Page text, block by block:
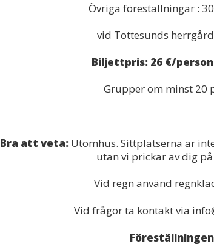
Övriga föreställningar :
vid Tottesunds
Biljettpris: 26 €/
Grupper om minst
Bra att veta:Utomhus. Sittplatserna är
utan vi prickar av dig
Vid regn använd
Vid frågor ta kontakt via